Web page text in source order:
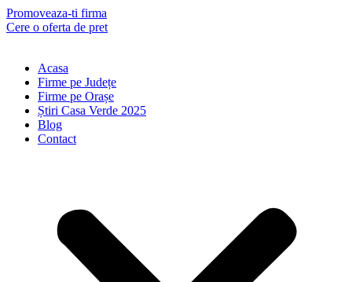
Skip
to
Promoveaza-ti firma
Cere o oferta de pret
Acasa
Firme pe Județe
Firme pe Orașe
Știri Casa Verde 2025
Blog
Contact